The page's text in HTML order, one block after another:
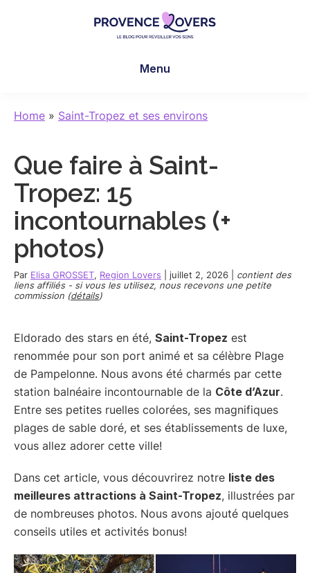
sens
-
blog
de
Claire
et
Manu
Menu
Home » Saint-Tropez et ses environs
Que faire à Saint-
Tropez: 15
incontournables (+
photos)
Par Elisa GROSSET, Region Lovers juillet 2, 2026
contient des
liens affiliés - si vous les utilisez, nous recevons une petite
commission (détails)
Eldorado des stars en été, Saint-Tropez est
renommée pour son port animé et sa célèbre Plage
de Pampelonne. Nous avons été charmés par cette
station balnéaire incontournable de la Côte d’Azur.
Entre ses petites ruelles colorées, ses magnifiques
plages de sable doré, et ses établissements de luxe,
vous allez adorer cette ville!
Dans cet article, vous découvrirez notre liste des
meilleures attractions à Saint-Tropez, illustrées par
de nombreuses photos. Nous avons ajouté quelques
conseils utiles et activités bonus!